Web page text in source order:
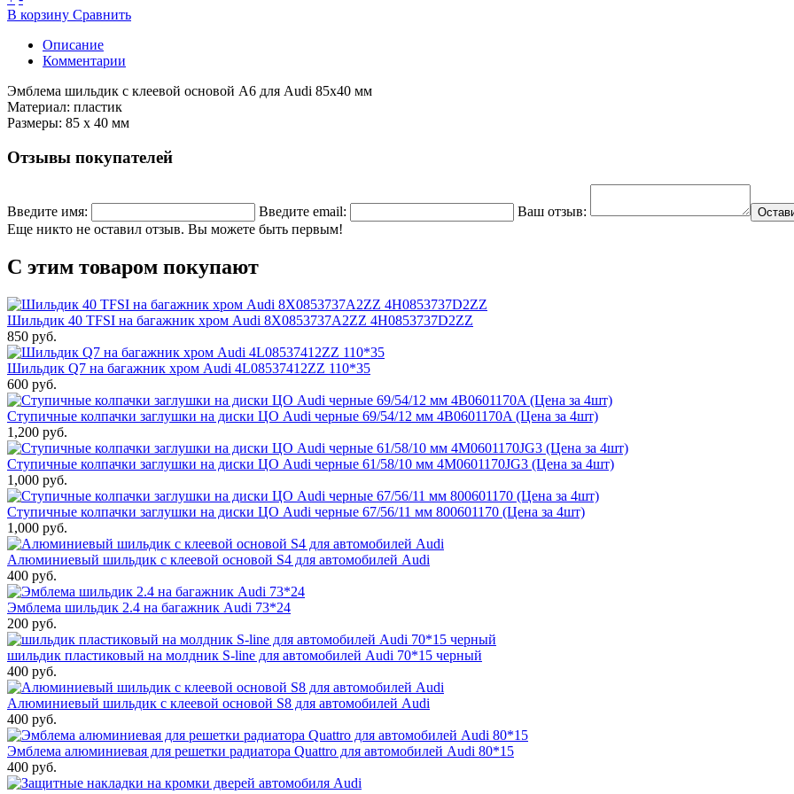
В корзину Сравнить
Описание
Комментарии
Эмблема шильдик с клеевой основой A6 для Audi 85х40 мм
Материал: пластик
Размеры: 85 х 40 мм
Отзывы покупателей
Введите имя: Введите email: Ваш отзыв:
Еще никто не оставил отзыв. Вы можете быть первым!
С этим товаром покупают
Шильдик 40 TFSI на багажник хром Audi 8X0853737A2ZZ 4H0853737D2ZZ
850 руб.
Шильдик Q7 на багажник хром Audi 4L08537412ZZ 110*35
600 руб.
Ступичные колпачки заглушки на диски ЦО Audi черные 69/54/12 мм 4B0601170A (Цена за 4шт)
1,200 руб.
Ступичные колпачки заглушки на диски ЦО Audi черные 61/58/10 мм 4M0601170JG3 (Цена за 4шт)
1,000 руб.
Ступичные колпачки заглушки на диски ЦО Audi черные 67/56/11 мм 800601170 (Цена за 4шт)
1,000 руб.
Алюминиевый шильдик с клеевой основой S4 для автомобилей Audi
400 руб.
Эмблема шильдик 2.4 на багажник Audi 73*24
200 руб.
шильдик пластиковый на молдник S-line для автомобилей Audi 70*15 черный
400 руб.
Алюминиевый шильдик с клеевой основой S8 для автомобилей Audi
400 руб.
Эмблема алюминиевая для решетки радиатора Quattro для автомобилей Audi 80*15
400 руб.